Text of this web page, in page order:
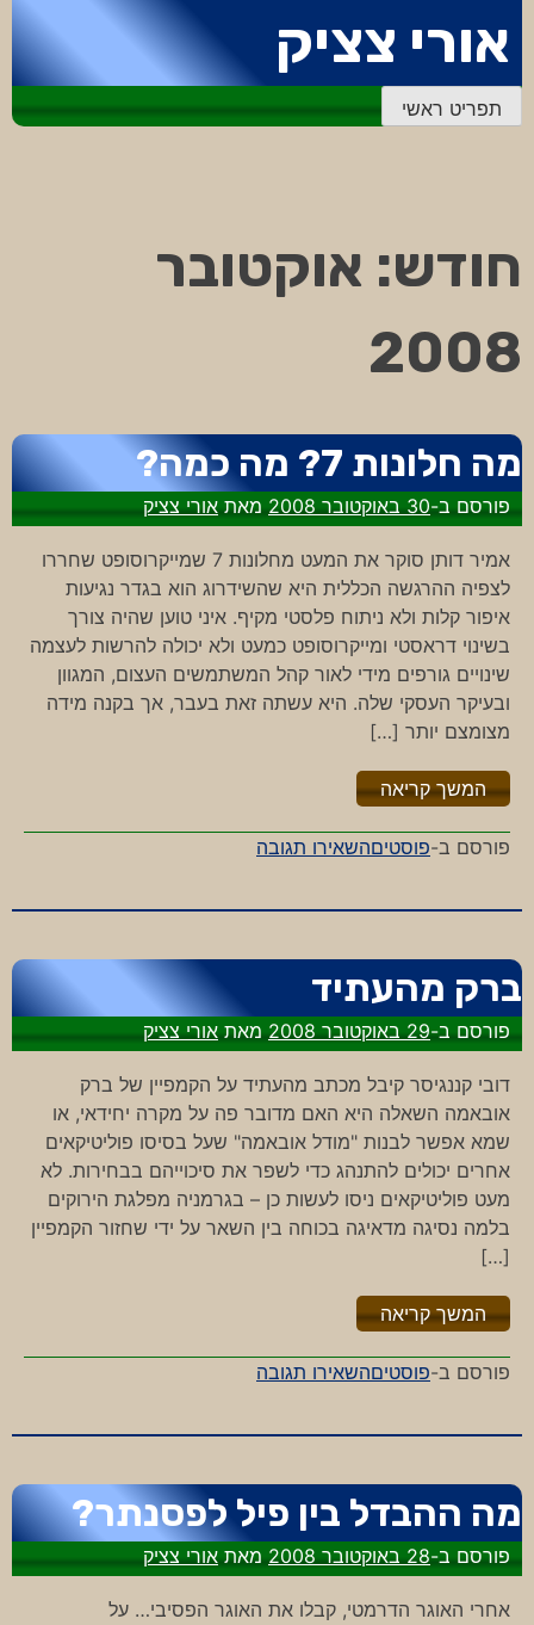
לתוכן
אורי צציק
תפריט ראשי
חודש: אוקטובר
2008
מה חלונות 7? מה כמה?
פורסם ב-30 באוקטובר 2008 מאתאורי צציק
אמיר דותן סוקר את המעט מחלונות 7 שמייקרוסופט שחררו
לצפיה ההרגשה הכללית היא שהשידרוג הוא בגדר נגיעות
איפור קלות ולא ניתוח פלסטי מקיף. איני טוען שהיה צורך
בשינוי דראסטי ומייקרוסופט כמעט ולא יכולה להרשות לעצמה
שינויים גורפים מידי לאור קהל המשתמשים העצום, המגוון
ובעיקר העסקי שלה. היא עשתה זאת בעבר, אך בקנה מידה
מצומצם יותר […]
המשך קריאה"%s"
פורסם ב-פוסטיםהשאירו תגובה
חלונות
מה
ברק מהעתיד
פורסם ב-29 באוקטובר 2008 מאתאורי צציק
דובי קננגיסר קיבל מכתב מהעתיד על הקמפיין של ברק
אובאמה השאלה היא האם מדובר פה על מקרה יחידאי, או
שמא אפשר לבנות "מודל אובאמה" שעל בסיסו פוליטיקאים
אחרים יכולים להתנהג כדי לשפר את סיכוייהם בבחירות. לא
מעט פוליטיקאים ניסו לעשות כן – בגרמניה מפלגת הירוקים
בלמה נסיגה מדאיגה בכוחה בין השאר על ידי שחזור הקמפיין
[…]
המשך קריאה"%s"
פורסם ב-פוסטיםהשאירו תגובה
מהעתיד
מה ההבדל בין פיל לפסנתר?
פורסם ב-28 באוקטובר 2008 מאתאורי צציק
אחרי האוגר הדרמטי, קבלו את האוגר הפסיבי… על